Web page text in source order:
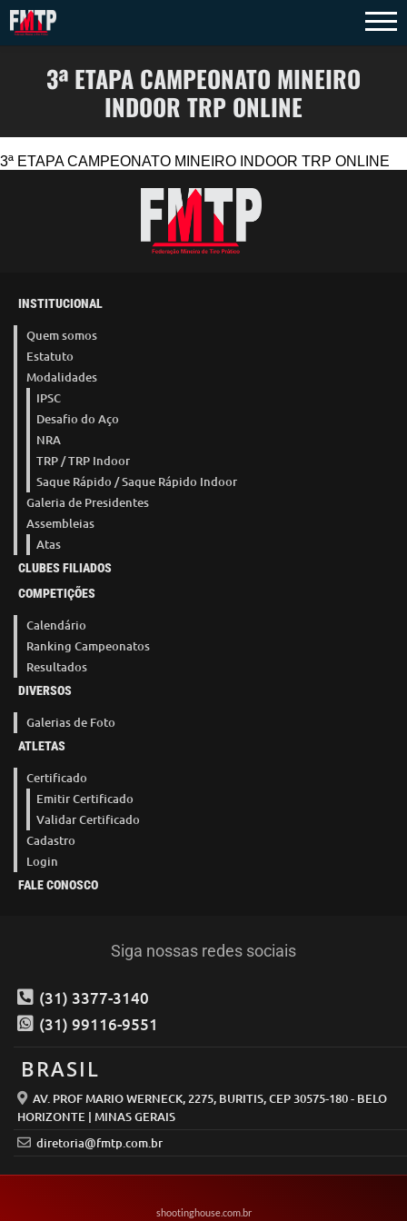
3ª ETAPA CAMPEONATO MINEIRO
INDOOR TRP ONLINE
3ª ETAPA CAMPEONATO MINEIRO INDOOR TRP ONLINE
INSTITUCIONAL
Quem somos
Estatuto
Modalidades
IPSC
Desafio do Aço
NRA
TRP / TRP Indoor
Saque Rápido / Saque Rápido Indoor
Galeria de Presidentes
Assembleias
Atas
CLUBES FILIADOS
COMPETIÇÕES
Calendário
Ranking Campeonatos
Resultados
DIVERSOS
Galerias de Foto
ATLETAS
Certificado
Emitir Certificado
Validar Certificado
Cadastro
Login
FALE CONOSCO
Siga nossas redes sociais
(31) 3377-3140
(31) 99116-9551
BRASIL
AV. PROF MARIO WERNECK, 2275, BURITIS, CEP 30575-180 - BELO
HORIZONTE | MINAS GERAIS
diretoria@fmtp.com.br
shootinghouse.com.br